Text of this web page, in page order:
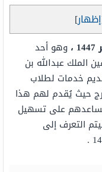
إظهار]
وهو أحد
الملك عبدالله بن
خدمات لطلاب
حيث يُقدم لهم هذا
تساعدهم على تسهيل
التعرف إلى